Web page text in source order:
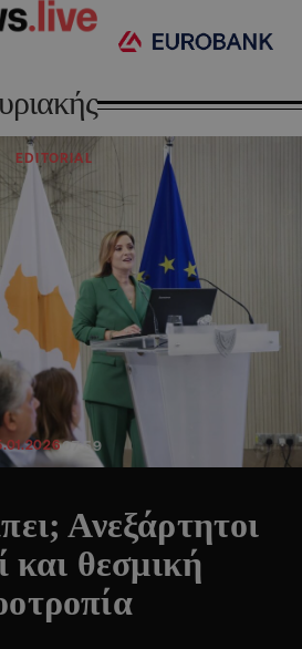
EDITORIAL
07:59
Ανεξάρτητοι
και θεσμική